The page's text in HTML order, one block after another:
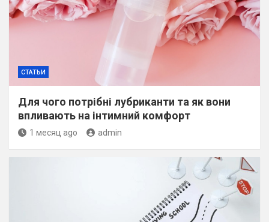
СТАТЬИ
Для чого потрібні лубриканти та як вони
впливають на інтимний комфорт
1 месяц ago admin